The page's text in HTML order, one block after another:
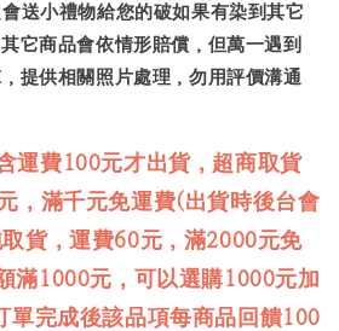
送小禮物給您的破如果有染到其它
它商品會依情形賠償，但萬一遇到
提供相關照片處理，勿用評價溝通
運費100元才出貨，超商取貨
，滿千元免運費(出貨時後台會
貨，運費60元，滿2000元免
滿1000元，可以選購1000元加
單完成後該品項每商品回饋100